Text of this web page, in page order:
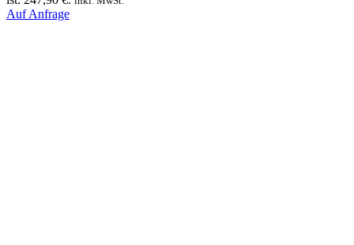
Auf Anfrage